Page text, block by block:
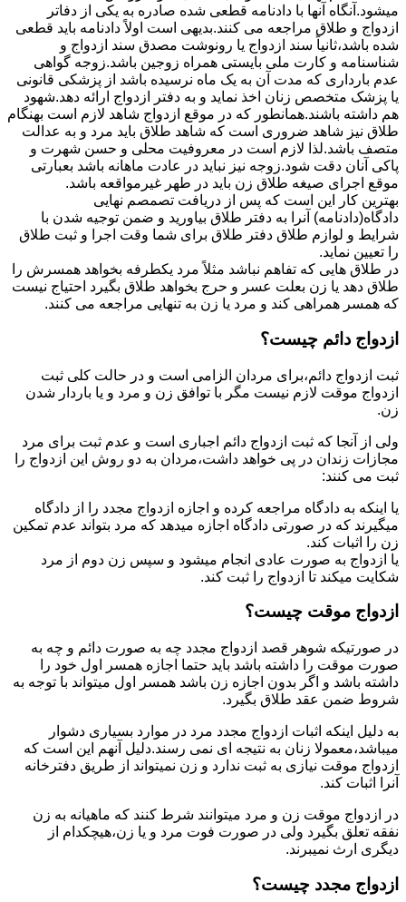
میشود.آنگاه آنها با دادنامه قطعی شده صادره به یکی از دفاتر
ازدواج و طلاق مراجعه می کنند.بدیهی است اولاً دادنامه باید قطعی
شده باشد،ثانیاً سند ازدواج یا رونوشت مصدق سند ازدواج و
شناسنامه و کارت ملی بایستی همراه زوجین باشد.زوجه گواهی
عدم بارداری که مدت آن به یک ماه نرسیده باشد از پزشکی قانونی
یا پزشک متخصص زنان اخذ نماید و به دفتر ازدواج ارائه دهد.شهود
هم داشته باشند.همانطور که در موقع ازدواج شاهد لازم است بهنگام
طلاق نیز شاهد ضروری است که شاهد طلاق باید مرد و به عدالت
متصف باشد.لذا لازم است در معروفیت محلی و حسن شهرت و
پاکی آنان دقت شود.زوجه نیز نباید در عادت ماهانه باشد بعبارتی
موقع اجرای صیغه طلاق زن باید در طهر غیرمواقعه باشد.
بهترین کار این است که پس از دریافت تصمصم نهایی
دادگاه(دادنامه) آنرا به دفتر طلاق بیاورید و ضمن توجیه شدن با
شرایط و لوازم طلاق دفتر طلاق برای شما وقت اجرا و ثبت طلاق
را تعیین نماید.
در طلاق هایی که تفاهم نباشد مثلاً مرد یکطرفه بخواهد همسرش را
طلاق دهد یا زن بعلت عسر و حرج بخواهد طلاق بگیرد احتیاج نیست
که همسر همراهی کند و مرد یا زن به تنهایی مراجعه می کنند.
ازدواج دائم چیست؟
ثبت ازدواج دائم،برای مردان الزامی است و در حالت کلی ثبت
ازدواج موقت لازم نیست مگر با توافق زن و مرد و یا باردار شدن
زن.
ولی از آنجا که ثبت ازدواج دائم اجباری است و عدم ثبت برای مرد
مجازات زندان در پی خواهد داشت،مردان به دو روش این ازدواج را
ثبت می کنند:
یا اینکه به دادگاه مراجعه کرده و اجازه ازدواج مجدد را از دادگاه
میگیرند که در صورتی دادگاه اجازه میدهد که مرد بتواند عدم تمکین
زن را اثبات کند.
یا ازدواج به صورت عادی انجام میشود و سپس زن دوم از مرد
شکایت میکند تا ازدواج را ثبت کند.
ازدواج موقت چیست؟
در صورتیکه شوهر قصد ازدواج مجدد چه به صورت دائم و چه به
صورت موقت را داشته باشد باید حتما اجازه همسر اول خود را
داشته باشد و اگر بدون اجازه زن باشد همسر اول میتواند با توجه به
شروط ضمن عقد طلاق بگیرد.
به دلیل اینکه اثبات ازدواج مجدد مرد در موارد بسیاری دشوار
میباشد،معمولا زنان به نتیجه ای نمی رسند.دلیل آنهم این است که
ازدواج موقت نیازی به ثبت ندارد و زن نمیتواند از طریق دفترخانه
آنرا اثبات کند.
در ازدواج موقت زن و مرد میتوانند شرط کنند که ماهیانه به زن
نفقه تعلق بگیرد ولی در صورت فوت مرد و یا زن،هیچکدام از
دیگری ارث نمیبرند.
ازدواج مجدد چیست؟